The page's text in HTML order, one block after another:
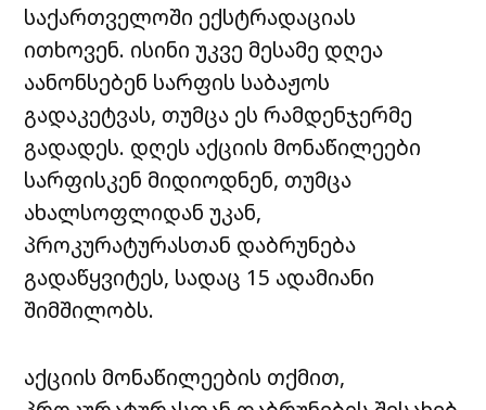
საქართველოში ექსტრადაციას
ითხოვენ. ისინი უკვე მესამე დღეა
აანონსებენ სარფის საბაჟოს
გადაკეტვას, თუმცა ეს რამდენჯერმე
გადადეს. დღეს აქციის მონაწილეები
სარფისკენ მიდიოდნენ, თუმცა
ახალსოფლიდან უკან,
პროკურატურასთან დაბრუნება
გადაწყვიტეს, სადაც 15 ადამიანი
შიმშილობს.
აქციის მონაწილეების თქმით,